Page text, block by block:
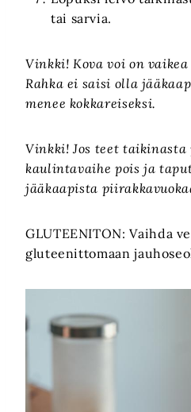
tai sarvia.
Vinkki! Kova voi on
Rahka ei saisi olla
menee kokkareiseksi.
Vinkki! Jos teet
kaulintavaihe pois ja
jääkaapista
GLUTEENITON: Vaihda
gluteenittomaan